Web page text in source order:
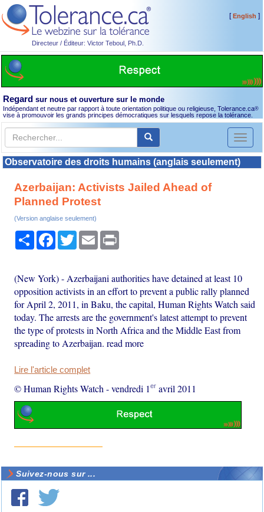
Directeur / Éditeur: Victor Teboul, Ph.D.
[English ]
Regard sur nous et ouverture sur le monde
Indépendant et neutre par rapport à toute orientation politique ou religieuse, Tolerance.ca®
vise à promouvoir les grands principes démocratiques sur lesquels repose la tolérance.
Toggle
Observatoire des droits humains (anglais seulement)
Azerbaijan: Activists Jailed Ahead of
Planned Protest
(Version anglaise seulement)
PartagerFacebook
TwitterEmail
(New York) - Azerbaijani authorities have detained at least 10
opposition activists in an effort to prevent a public rally planned
for April 2, 2011, in Baku, the capital, Human Rights Watch said
today. The arrests are the government's latest attempt to prevent
the type of protests in North Africa and the Middle East from
spreading to Azerbaijan. read more
Lire l'article complet
© Human Rights Watch -vendredi 1er avril 2011
Suivez-nous sur ...